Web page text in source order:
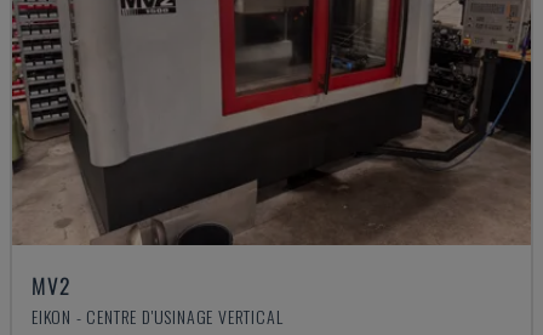
MV2
EIKON - CENTRE D'USINAGE VERTICAL